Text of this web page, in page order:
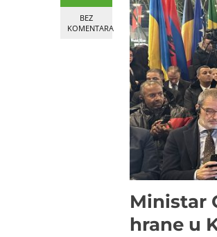
BEZ
KOMENTARA
Ministar
hrane u